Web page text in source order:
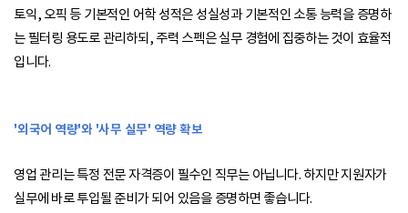
토익, 오픽 등 기본적인 어학 성적은 성실성과 기본적인 소통 능력을 증명하
는 필터링 용도로 관리하되, 주력 스펙은 실무 경험에 집중하는 것이 효율적
입니다.
'외국어 역량'와 '사무 실무' 역량 확보
영업 관리는 특정 전문 자격증이 필수인 직무는 아닙니다. 하지만 지원자가
실무에 바로 투입될 준비가 되어 있음을 증명하면 좋습니다.